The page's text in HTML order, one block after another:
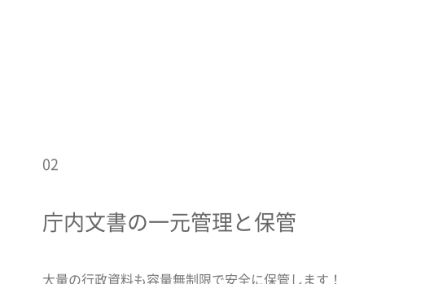
02
庁内文書の一元管理と保管
大量の行政資料も容量無制限で安全に保管します！